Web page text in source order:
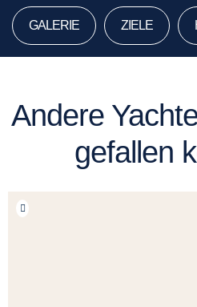
GALERIE ZIELE
Andere
gefallen